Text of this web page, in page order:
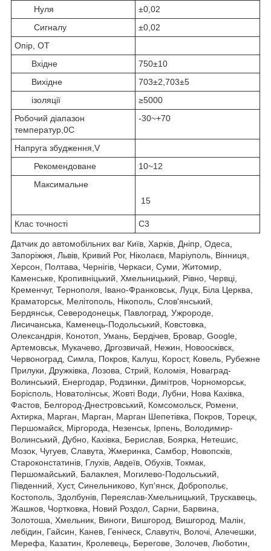
Нуля
±0,02
Сигналу
±0,02
Опір, ОТ
Вхідне
750±10
Вихідне
703±2,703±5
ізоляції
≥5000
Робочий діапазон
температур,0С
-30~+70
Напруга збудження,V
Рекомендоване
10~12
Максимальне
15
Клас точності С3
Датчик до автомобільних ваг Київ, Харків, Дніпр, Одеса,
Запоріжжя, Львів, Кривий Рог, Ніколаєв, Маріуполь, Вінниця,
Херсон, Полтава, Чернігів, Черкаси, Суми, Житомир,
Каменське, Кропивніцький, Хмельницький, Рівно, Червці,
Кременчуг, Тернополя, Івано-Франковськ, Луцк, Біла Церква,
Краматорськ, Мелітополь, Нікополь, Слов'янський,
Бердянськ, Северодонецьк, Павлоград, Ужророде,
Лисичанська, Каменець-Подольський, Ковстовка,
Олександрія, Конотоп, Умань, Бердічев, Бровар, Google,
Артемовськ, Мукачево, Дргозвичай, Нежин, Новоосківск,
Червоноград, Симла, Покров, Калуш, Корост, Ковель, Рубежне
Прилуки, Дружківка, Лозова, Стрий, Коломія, Новаград-
Волинський, Енергодар, Родзинки, Димітров, Чорноморськ,
Борісполь, Новатолінськ, Жовті Води, Лубни, Нова Кахівка,
Фастов, Белгород-Днестровський, Комсомольск, Ромени,
Ахтирка, Марган, Марган, Марган Шепетівка, Покров, Торецк,
Першомайск, Міргорода, Незенськ, Ірпень, Володимир-
Волинський, Дубно, Кахівка, Берислав, Боярка, Нетешис,
Мозок, Чугуев, Славута, Жмеринка, Самбор, Новопсків,
Староконстатинів, Глухів, Авдеїв, Обухів, Токмак,
Першомайський, Балаклея, Могилево-Подольський,
Південний, Хуст, Синельниково, Куп'янск, Добропольє,
Костополь, Здолбунів, Переяслав-Хмельницький, Трускавець,
Жашков, Чортковка, Новий Роздол, Сарни, Барвина,
Золотоша, Хмельник, Виноги, Вишгород, Вишгород, Малін,
лебідин, Гайсин, Канев, Геніческ, Славутіч, Волочі, Алечешки,
Мерефа, Казатин, Кролевець, Берегове, Золочев, Люботин,